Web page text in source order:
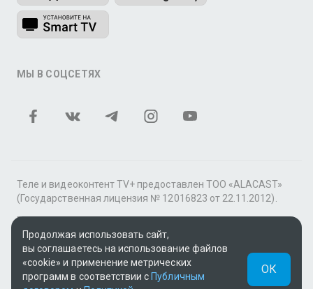
МЫ В СОЦСЕТЯХ
Теле и видеоконтент TV+ предоставлен ТОО «ALACAST»
(Государственная лицензия № 12016823 от 22.11.2012).
В рамках услуги «Видео по подписке» для «Пакета
фильмов и сериалов tv+» контент предоставляется
онлайн-кинотеатром MEGOGO.
Поддержка: tvplus@telecom.kz
Продолжая использовать сайт,
вы соглашаетесь на использование файлов
«cookie» и применение метрических
программ в соответствии с Публичным
ОК